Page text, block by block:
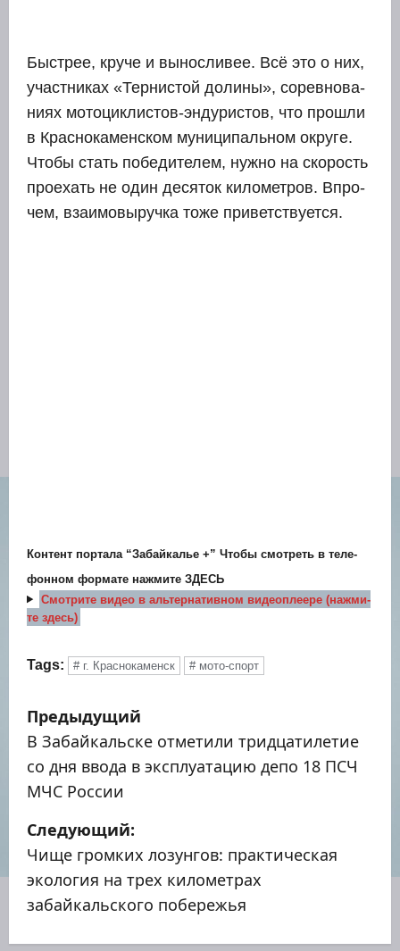
Быст­рее, кру­че и вынос­ли­вее. Всё это о них,
участ­ни­ках «Тер­ни­стой доли­ны», сорев­но­ва­
ни­ях мото­цик­ли­стов-энду­ри­стов, что про­шли
в Крас­но­ка­мен­ском муни­ци­паль­ном окру­ге.
Что­бы стать побе­ди­те­лем, нуж­но на ско­рость
про­ехать не один деся­ток кило­мет­ров. Впро­
чем, вза­и­мо­вы­руч­ка тоже при­вет­ству­ет­ся.
Кон­тент пор­та­ла “Забай­ка­лье +” Что­бы смот­реть в теле­
фон­ном фор­ма­те нажми­те ЗДЕСЬ
Смот­ри­те видео в аль­тер­на­тив­ном видео­пле­е­ре (нажми­
те здесь)
Tags: # г. Краснокаменск # мото-спорт
Н
а
в
и
г
а
Предыдущий
В Забайкальске отметили тридцатилетие
со дня ввода в эксплуатацию депо 18 ПСЧ
МЧС России
Следующий:
Чище громких лозунгов: практическая
экология на трех километрах
забайкальского побережья